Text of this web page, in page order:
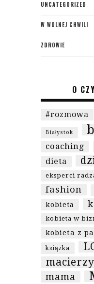
UNCATEGORIZED
W WOLNEJ CHWILI
ZDROWIE
O
#rozmowa
Białystok
coaching
dieta
eksperci
fashion
kobieta
kobieta w
kobieta z
książka
mama